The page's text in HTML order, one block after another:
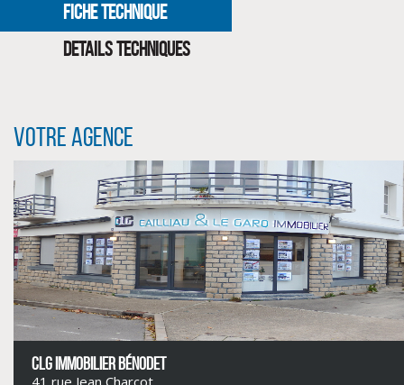
CLIQUER ICI POUR AGRANDIR
FICHE TECHNIQUE
DETAILS TECHNIQUES
Votre agence
CLG IMMOBILIER BÉNODET
41 rue Jean Charcot